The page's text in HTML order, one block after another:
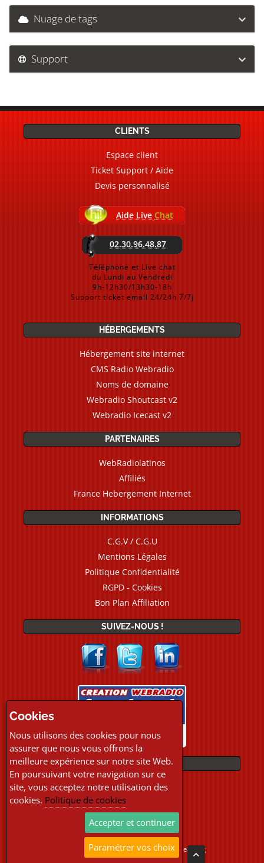
Nuage de tags
Support
CLIENTS
Espace client
Ticket Support / Aide
Devis personnalisé
Aide Live Chat
02.30.96.48.87
Téléphone et Live chat
du Lundi au Vendredi
9h-12h30/13h30-18h
Support ticket email 24/24h 7/7j
HÉBERGEMENTS
Hébergement site internet
CMS Radio Webradio
Noms de domaine
Webradio Shoutcast v2
Webradio Icecast v2
PARTENAIRES
WebRadiolatinos
Affiliés
France Hebergement Internet
INFORMATIONS
C.G.V / C.G.U
Mentions Légales
Politique Confidentialité
RGPD - Cookies
Bon Plan Affiliation
SUIVEZ-NOUS !
PAIEMENTS
Copyright © 2026 Location Webradio Streaming
Tous droits réservés
Cookies
Nous utilisons des cookies pour nous
assurer que nous vous offrons la
meilleure expérience sur notre site Web.
En poursuivant votre navigation sur ce
site, vous acceptez notre utilisation des
cookies. Politique de cookies
Accepter et continuer
Paramétrer vos choix